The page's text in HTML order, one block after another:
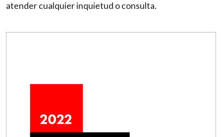
atender cualquier inquietud o consulta.